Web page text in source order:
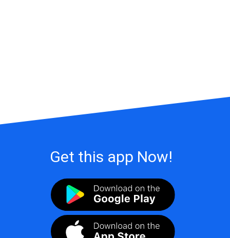
Get this app Now!